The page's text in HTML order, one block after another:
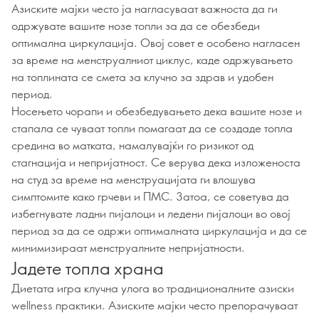
Азиските мајки често ја нагласуваат важноста да ги
одржувате вашите нозе топли за да се обезбеди
оптимална циркулација. Овој совет е особено нагласен
за време на менструалниот циклус, каде одржувањето
на топлината се смета за клучно за здрав и удобен
период.
Носењето чорапи и обезбедувањето дека вашите нозе и
стапала се чуваат топли помагаат да се создаде топла
средина во матката, намалувајќи го ризикот од
стагнација и непријатност. Се верува дека изложеноста
на студ за време на менструацијата ги влошува
симптомите како грчеви и ПМС. Затоа, се советува да
избегнувате ладни пијалоци и ледени пијалоци во овој
период за да се одржи оптималната циркулација и да се
минимизираат менструалните непријатности.
Јадете топла храна
Диетата игра клучна улога во традиционалните азиски
wellness практики. Азиските мајки често препорачуваат